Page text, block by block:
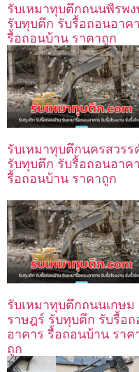
รับเหมาทุบตึกถนนพีรพง
รับทุบตึก รับรื้อถอนอาค
รื้อถอนบ้าน ราคาถูก
รับเหมาทุบตึกนครสวรร
รับทุบตึก รับรื้อถอนอาค
รื้อถอนบ้าน ราคาถูก
รับเหมาทุบตึกถนนเกษม
ราษฎร์ รับทุบตึก รับรื้อ
อาคาร รื้อถอนบ้าน ราค
ถูก